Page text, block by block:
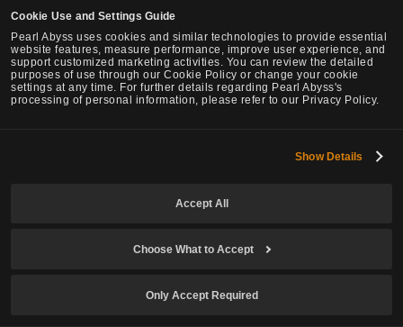
Cookie Use and Settings Guide
Pearl Abyss uses cookies and similar technologies to provide essential
website features, measure performance, improve user experience, and
support customized marketing activities. You can review the detailed
purposes of use through our Cookie Policy or change your cookie
settings at any time. For further details regarding Pearl Abyss's
processing of personal information, please refer to our Privacy Policy.
Show Details
Accept All
Choose What to Accept
Only Accept Required